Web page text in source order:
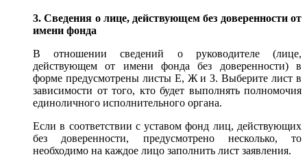
3. Сведения о лице, действующем без доверенности от
имени фонда
В отношении сведений о руководителе (лице,
действующем от имени фонда без доверенности) в
форме предусмотрены листы Е, Ж и З. Выберите лист в
зависимости от того, кто будет выполнять полномочия
единоличного исполнительного органа.
Если в соответствии с уставом фонд лиц, действующих
без доверенности, предусмотрено несколько, то
необходимо на каждое лицо заполнить лист заявления.